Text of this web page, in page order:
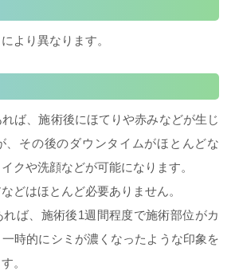
より異なります。
ば、施術後にほてりや赤みなどが生じ
、その後のダウンタイムがほとんどな
クや洗顔などが可能になります。
どはほとんど必要ありません。
ば、施術後1週間程度で施術部位がカ
時的にシミが濃くなったような印象を
。